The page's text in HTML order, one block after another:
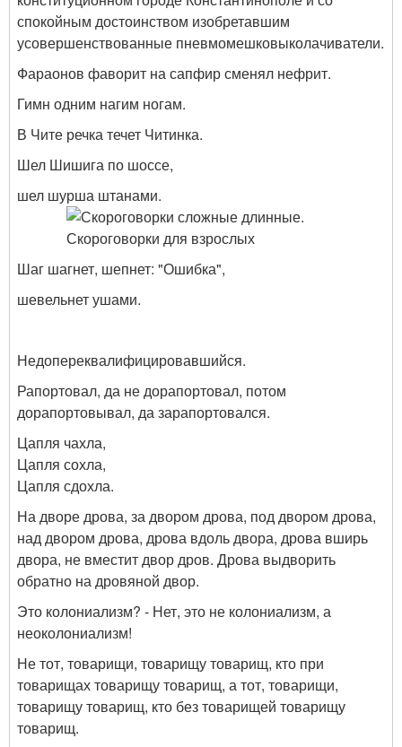
спокойным достоинством изобретавшим
усовершенствованные пневмомешковыколачиватели.
Фараонов фаворит на сапфир сменял нефрит.
Гимн одним нагим ногам.
В Чите речка течет Читинка.
Шел Шишига по шоссе,
шел шурша штанами.
Шаг шагнет, шепнет: "Ошибка",
шевельнет ушами.
Недопереквалифицировавшийся.
Рапортовал, да не дорапортовал, потом
дорапортовывал, да зарапортовался.
Цапля чахла,
Цапля сохла,
Цапля сдохла.
На дворе дрова, за двором дрова, под двором дрова,
над двором дрова, дрова вдоль двора, дрова вширь
двора, не вместит двор дров. Дрова выдворить
обратно на дровяной двор.
Это колониализм? - Нет, это не колониализм, а
неоколониализм!
Не тот, товарищи, товарищу товарищ, кто при
товарищах товарищу товарищ, а тот, товарищи,
товарищу товарищ, кто без товарищей товарищу
товарищ.